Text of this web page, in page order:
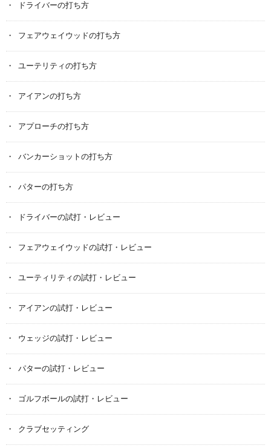
ドライバーの打ち方
フェアウェイウッドの打ち方
ユーテリティの打ち方
アイアンの打ち方
アプローチの打ち方
バンカーショットの打ち方
パターの打ち方
ドライバーの試打・レビュー
フェアウェイウッドの試打・レビュー
ユーティリティの試打・レビュー
アイアンの試打・レビュー
ウェッジの試打・レビュー
パターの試打・レビュー
ゴルフボールの試打・レビュー
クラブセッティング